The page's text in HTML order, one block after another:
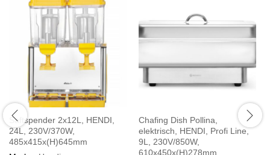
Saftspender 2x12L, HENDI,
24L, 230V/370W,
485x415x(H)645mm
Chafing Dish Pollina,
elektrisch, HENDI, Profi Line,
9L, 230V/850W,
610x450x(H)278mm